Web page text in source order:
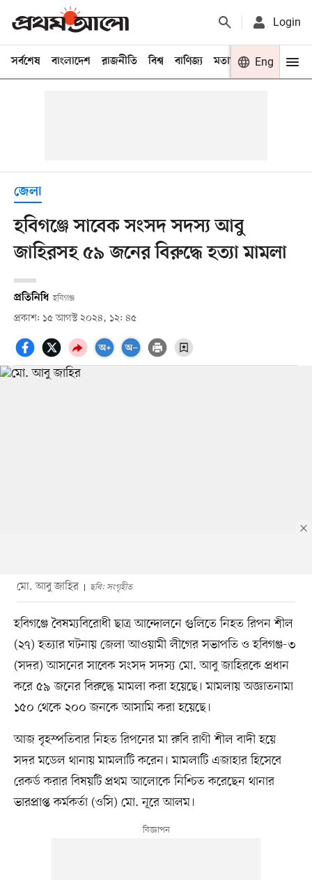
Login
সর্বশেষ বাংলাদেশ রাজনীতি বিশ্ব বাণিজ্য মতামত খেলা
Eng
জেলা
হবিগঞ্জে সাবেক সংসদ সদস্য আবু
জাহিরসহ ৫৯ জনের বিরুদ্ধে হত্যা মামলা
প্রতিনিধি হবিগঞ্জ
প্রকাশ: ১৫ আগস্ট ২০২৪, ১২: ৪৫
মো. আবু জাহির ছবি: সংগৃহীত
হবিগঞ্জে বৈষম্যবিরোধী ছাত্র আন্দোলনে গুলিতে নিহত রিপন শীল
(২৭) হত্যার ঘটনায় জেলা আওয়ামী লীগের সভাপতি ও হবিগঞ্জ-৩
(সদর) আসনের সাবেক সংসদ সদস্য মো. আবু জাহিরকে প্রধান
করে ৫৯ জনের বিরুদ্ধে মামলা করা হয়েছে। মামলায় অজ্ঞাতনামা
১৫০ থেকে ২০০ জনকে আসামি করা হয়েছে।
আজ বৃহস্পতিবার নিহত রিপনের মা রুবি রাণী শীল বাদী হয়ে
সদর মডেল থানায় মামলাটি করেন। মামলাটি এজাহার হিসেবে
রেকর্ড করার বিষয়টি প্রথম আলোকে নিশ্চিত করেছেন থানার
ভারপ্রাপ্ত কর্মকর্তা (ওসি) মো. নূরে আলম।